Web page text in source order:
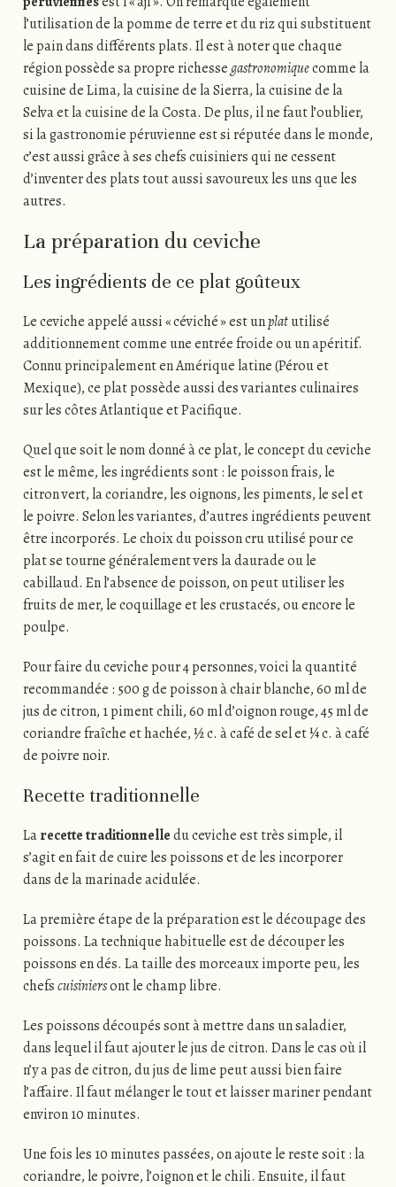
l’utilisation de la pomme de terre et du riz qui substituent
le pain dans différents plats. Il est à noter que chaque
région possède sa propre richessegastronomiquecomme la
cuisine de Lima, la cuisine de la Sierra, la cuisine de la
Selva et la cuisine de la Costa. De plus, il ne faut l’oublier,
si la gastronomie péruvienne est si réputée dans le monde,
c’est aussi grâce à ses chefs cuisiniers qui ne cessent
d’inventer des plats tout aussi savoureux les uns que les
autres.
La préparation du ceviche
Les ingrédients de ce plat goûteux
Le ceviche appelé aussi « céviché » est unplatutilisé
additionnement comme une entrée froide ou un apéritif.
Connu principalement en Amérique latine (Pérou et
Mexique), ce plat possède aussi des variantes culinaires
sur les côtes Atlantique et Pacifique.
Quel que soit le nom donné à ce plat, le concept du ceviche
est le même, les ingrédients sont : le poisson frais, le
citron vert, la coriandre, les oignons, les piments, le sel et
le poivre. Selon les variantes, d’autres ingrédients peuvent
être incorporés. Le choix du poisson cru utilisé pour ce
plat se tourne généralement vers la daurade ou le
cabillaud. En l’absence de poisson, on peut utiliser les
fruits de mer, le coquillage et les crustacés, ou encore le
poulpe.
Pour faire du ceviche pour 4 personnes, voici la quantité
recommandée : 500 g de poisson à chair blanche, 60 ml de
jus de citron, 1 piment chili, 60 ml d’oignon rouge, 45 ml de
coriandre fraîche et hachée, ½ c. à café de sel et ¼ c. à café
de poivre noir.
Recette traditionnelle
Larecette traditionnelledu ceviche est très simple, il
s’agit en fait de cuire les poissons et de les incorporer
dans de la marinade acidulée.
La première étape de la préparation est le découpage des
poissons. La technique habituelle est de découper les
poissons en dés. La taille des morceaux importe peu, les
chefscuisiniersont le champ libre.
Les poissons découpés sont à mettre dans un saladier,
dans lequel il faut ajouter le jus de citron. Dans le cas où il
n’y a pas de citron, du jus de lime peut aussi bien faire
l’affaire. Il faut mélanger le tout et laisser mariner pendant
environ 10 minutes.
Une fois les 10 minutes passées, on ajoute le reste soit : la
coriandre, le poivre, l’oignon et le chili. Ensuite, il faut